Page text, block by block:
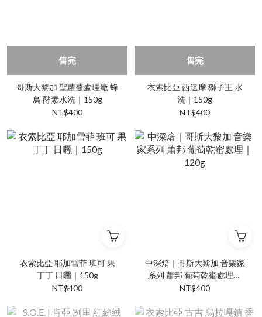
售完
哥斯大黎加 聖蘿蔓處理廠 蜂
鳥 酵素水洗｜150g
NT$400
售完
衣索比亞 西達摩 獅子王 水
洗｜150g
NT$400
衣索比亞 耶加雪菲 班可 果
丁丁 日曬｜150g
NT$400
中深焙｜哥斯大黎加 音樂家
系列 蕭邦 葡萄乾蜜處理｜
120g
NT$400